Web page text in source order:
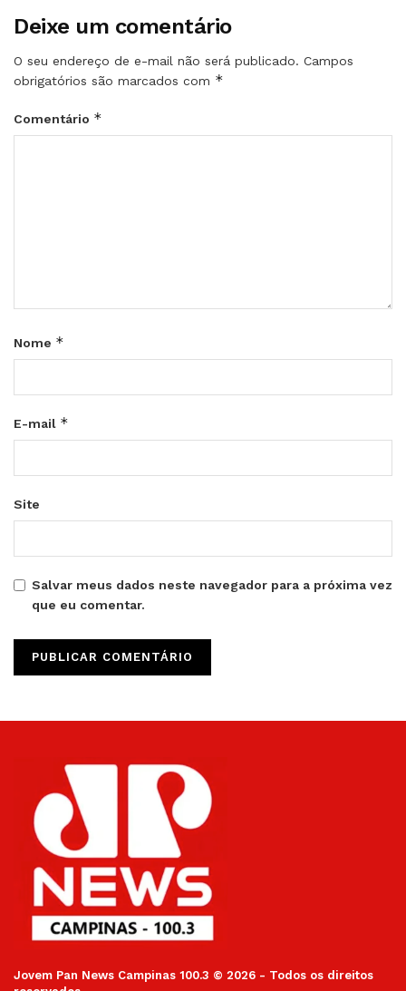
Deixe um comentário
O seu endereço de e-mail não será publicado. Campos
obrigatórios são marcados com *
Comentário *
Nome *
E-mail *
Site
Salvar meus dados neste navegador para a próxima vez
que eu comentar.
Jovem Pan News Campinas 100.3 © 2026 - Todos os direitos